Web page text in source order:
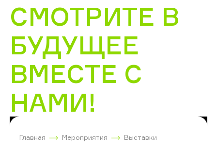
СМОТРИТЕ В
БУДУЩЕЕ
ВМЕСТЕ С
НАМИ!
Главная Мероприятия Выставки